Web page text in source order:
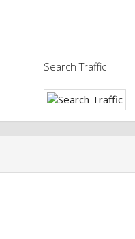
Search Traffic